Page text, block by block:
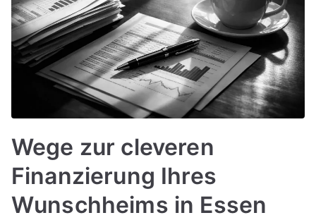
Wege zur cleveren
Finanzierung Ihres
Wunschheims in Essen